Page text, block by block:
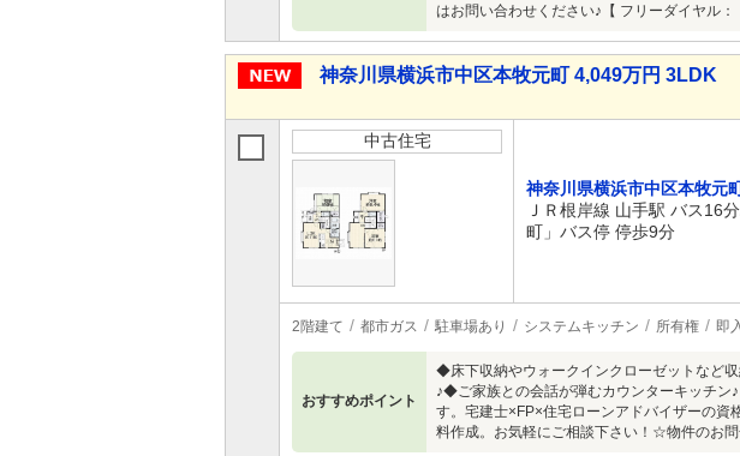
はお問い合わせください♪【 フリーダイヤル
神奈川県横浜市中区本牧元町 4,049万円 3LDK
中古住宅
神奈川県横浜市中区本牧元
ＪＲ根岸線 山手駅 バス16
町」バス停 停歩9分
2階建て 都市ガス 駐車場あり システムキッチン 所有権 即
おすすめポイント
◆床下収納やウォークインクローゼットなど
♪◆ご家族との会話が弾むカウンターキッチン
す。宅建士×FP×住宅ローンアドバイザーの資
料作成。お気軽にご相談下さい！☆物件のお